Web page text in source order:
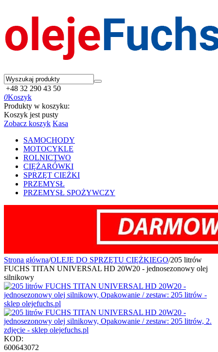
+48 32 290 43 50
0Koszyk
Produkty w koszyku:
Koszyk jest pusty
Zobacz koszyk Kasa
SAMOCHODY
MOTOCYKLE
ROLNICTWO
CIĘŻARÓWKI
SPRZĘT CIEŻKI
PRZEMYSŁ
PRZEMYSŁ SPOŻYWCZY
Strona główna/OLEJE DO SPRZĘTU CIĘŻKIEGO/205 litrów
FUCHS TITAN UNIVERSAL HD 20W20 - jednosezonowy olej
silnikowy
KOD:
600643072